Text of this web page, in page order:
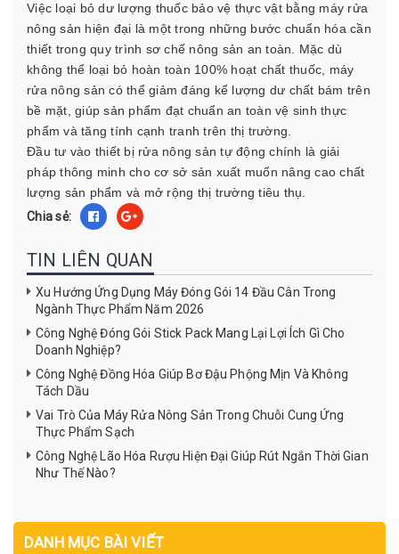
Việc loại bỏ dư lượng thuốc bảo vệ thực vật bằng máy rửa
nông sản hiện đại là một trong những bước chuẩn hóa cần
thiết trong quy trình sơ chế nông sản an toàn. Mặc dù
không thể loại bỏ hoàn toàn 100% hoạt chất thuốc, máy
rửa nông sản có thể giảm đáng kể lượng dư chất bám trên
bề mặt, giúp sản phẩm đạt chuẩn an toàn vệ sinh thực
phẩm và tăng tính cạnh tranh trên thị trường.
Đầu tư vào thiết bị rửa nông sản tự động chính là giải
pháp thông minh cho cơ sở sản xuất muốn nâng cao chất
lượng sản phẩm và mở rộng thị trường tiêu thụ.
Chia sẻ:
TIN LIÊN QUAN
Xu Hướng Ứng Dụng Máy Đóng Gói 14 Đầu Cân Trong
Ngành Thực Phẩm Năm 2026
Công Nghệ Đóng Gói Stick Pack Mang Lại Lợi Ích Gì Cho
Doanh Nghiệp?
Công Nghệ Đồng Hóa Giúp Bơ Đậu Phộng Mịn Và Không
Tách Dầu
Vai Trò Của Máy Rửa Nông Sản Trong Chuỗi Cung Ứng
Thực Phẩm Sạch
Công Nghệ Lão Hóa Rượu Hiện Đại Giúp Rút Ngắn Thời Gian
Như Thế Nào?
DANH MỤC BÀI VIẾT